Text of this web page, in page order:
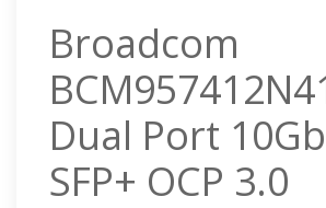
Broadcom
Dual Port
SFP+ OCP 3.0